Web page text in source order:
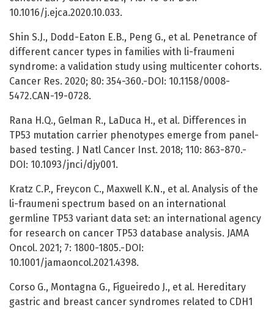
10.1016/j.ejca.2020.10.033.
Shin S.J., Dodd-Eaton E.B., Peng G., et al. Penetrance of
different cancer types in families with li-fraumeni
syndrome: a validation study using multicenter cohorts.
Cancer Res. 2020; 80: 354-360.-DOI: 10.1158/0008-
5472.CAN-19-0728.
Rana H.Q., Gelman R., LaDuca H., et al. Differences in
TP53 mutation carrier phenotypes emerge from panel-
based testing. J Natl Cancer Inst. 2018; 110: 863-870.-
DOI: 10.1093/jnci/djy001.
Kratz C.P., Freycon C., Maxwell K.N., et al. Analysis of the
li-fraumeni spectrum based on an international
germline TP53 variant data set: an international agency
for research on cancer TP53 database analysis. JAMA
Oncol. 2021; 7: 1800-1805.-DOI:
10.1001/jamaoncol.2021.4398.
Corso G., Montagna G., Figueiredo J., et al. Hereditary
gastric and breast cancer syndromes related to CDH1